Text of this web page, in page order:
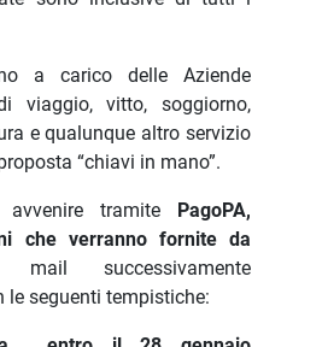
a carico delle Aziende
viaggio, vitto, soggiorno,
e qualunque altro servizio
“chiavi in mano”.
tramite PagoPA,
che verranno fornite da
successivamente
le seguenti tempistiche: